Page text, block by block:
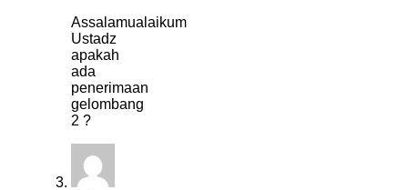
Assalamualaikum
Ustadz
apakah
ada
penerimaan
gelombang
2 ?